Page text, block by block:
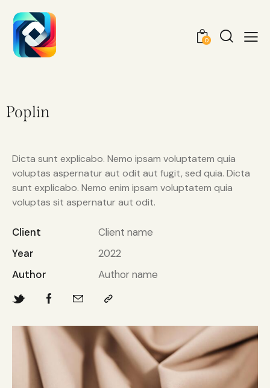
0
Poplin
Dicta sunt explicabo. Nemo ipsam voluptatem quia
voluptas aspernatur aut odit aut fugit, sed quia. Dicta
sunt explicabo. Nemo enim ipsam voluptatem quia
voluptas sit aspernatur aut odit.
Client
Client name
Year
2022
Author
Author name